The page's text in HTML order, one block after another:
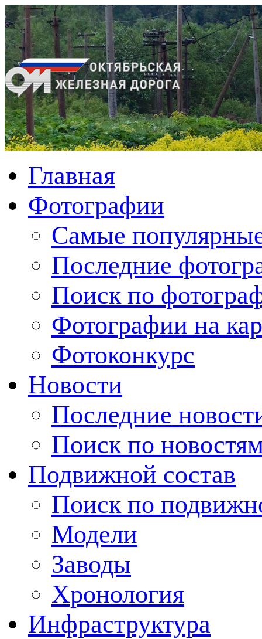
Главная
Фотографии
Cамые
Последние
Поиск по
Фотографии на
Фотоконкурс
Новости
Последние
Поиск по
Подвижной состав
Поиск по
Модели
Заводы
Хронология
Инфраструктура